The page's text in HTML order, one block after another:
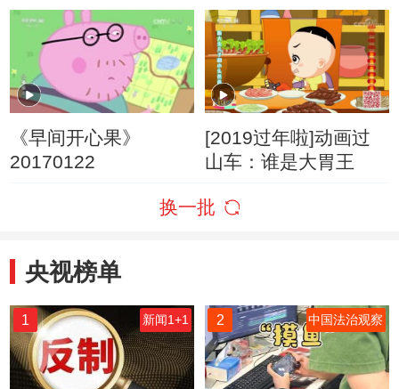
《早间开心果》
20170122
[2019过年啦]动画过
山车：谁是大胃王
换一批
央视榜单
1 新闻1+1 2 中国法治观察